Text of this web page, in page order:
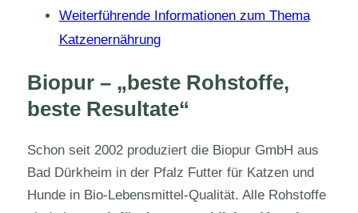
Weiterführende Informationen zum Thema
Katzenernährung
Biopur – „beste Rohstoffe,
beste Resultate“
Schon seit 2002 produziert die Biopur GmbH aus
Bad Dürkheim in der Pfalz Futter für Katzen und
Hunde in Bio-Lebensmittel-Qualität. Alle Rohstoffe